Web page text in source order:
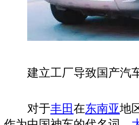
建立工厂导致国产汽
对于丰田在东南亚地